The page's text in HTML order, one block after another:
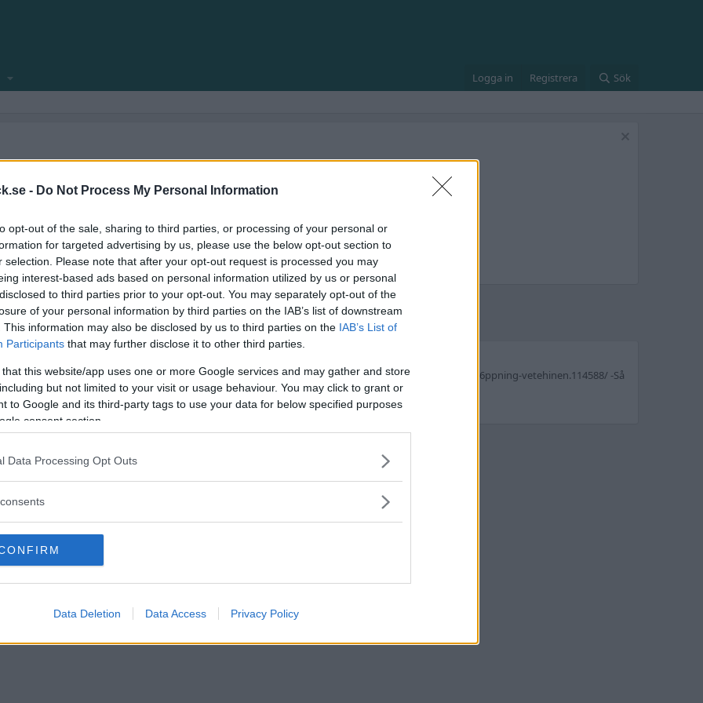
- Do Not Process My Personal Information
opt-out of the sale, sharing to third parties, or processing of your personal or
for targeted advertising by us, please use the below opt-out section to
selection. Please note that after your opt-out request is processed you may
interest-based ads based on personal information utilized by us or personal
to third parties prior to your opt-out. You may separately opt-out of the
of your personal information by third parties on the IAB’s list of downstream
This information may also be disclosed by us to third parties on the IAB’s List of
Participants that may further disclose it to other third parties.
that this website/app uses one or more Google services and may gather and store
but not limited to your visit or usage behaviour. You may click to grant or
to Google and its third-party tags to use your data for below specified purposes
consent section.
Data Processing Opt Outs
Data Deletion Data Access Privacy Policy
Logga in Registrera Sök
någonsin klar att se dagens ljus.
allt fyllt med nya funktioner.
frågeställningar.
https://klocksnack.se/threads/s-u-f-helsinki-by-sarpaneva-tr%C3%A5den-paket%C3%B6ppning-vetehinen.114588/ -Så
skulle ha vägarna förbi Stockholm, så vi bestämde för att mötas...
Svar: 12 Forum:Diskussion